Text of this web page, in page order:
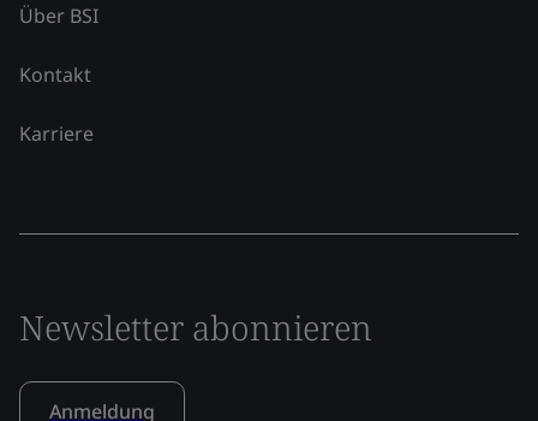
Über BSI
Kontakt
Karriere
Newsletter abonnieren
Anmeldung